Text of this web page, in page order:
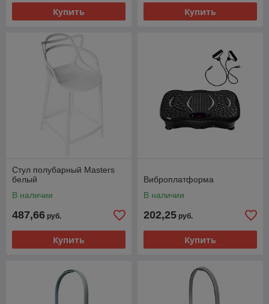
Купить Купить
Стул полубарный Masters
белый
В наличии
487,66 руб.
Купить
Виброплатформа
В наличии
202,25 руб.
Купить